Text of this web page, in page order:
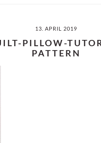
13. APRIL 2019
PILLOW-
PATTERN